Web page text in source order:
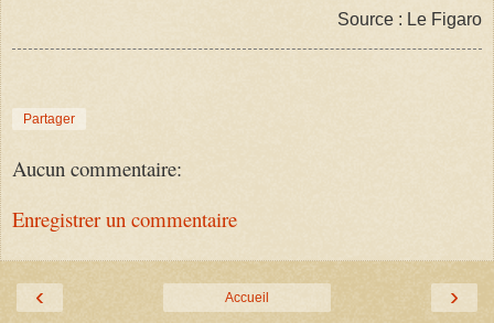
Source : Le Figaro
Partager
Aucun commentaire:
Enregistrer un commentaire
‹ ›
Accueil